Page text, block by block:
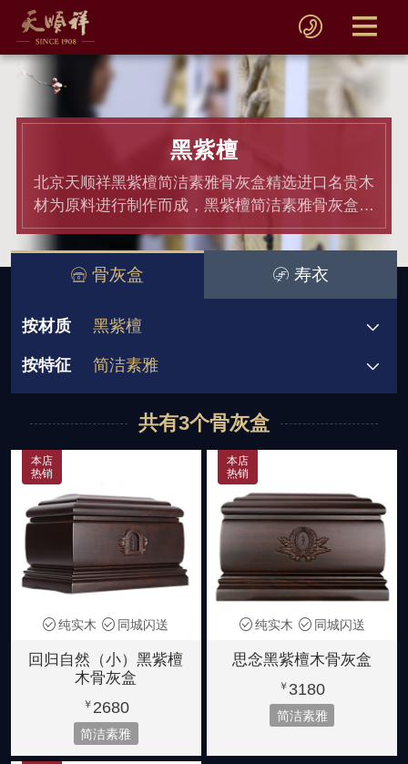
黑紫檀
北京天顺祥黑紫檀简洁素雅骨灰盒精选进口名贵木
材为原料进行制作而成，黑紫檀简洁素雅骨灰盒均
通过材质和产品检测,骨灰盒价格老百姓都能接受.
骨灰盒 寿衣
按材质 黑紫檀
骨灰盒
580元起 580-780元 1180-1380元
2280-3980元
紫檀木
6580-7880元
金丝楠木
8880元起
大叶楠木
6880元起
黄金樟
8800元起
按特征 简洁素雅
龙凤图案 花草图案 宫殿款式
简洁素雅 小号骨灰盒
共有3个骨灰盒
本店
热销
纯实木 同城闪送
回归自然（小）黑紫檀
木骨灰盒
￥ 2680
简洁素雅
本店
热销
纯实木 同城闪送
思念黑紫檀木骨灰盒
￥ 3180
简洁素雅